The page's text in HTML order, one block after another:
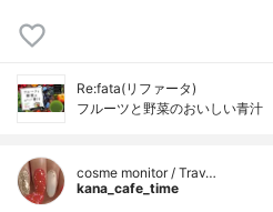
Re:fata(リファータ)
フルーツと野菜のおいしい青汁
cosme monitor / Trav…
kana_cafe_time